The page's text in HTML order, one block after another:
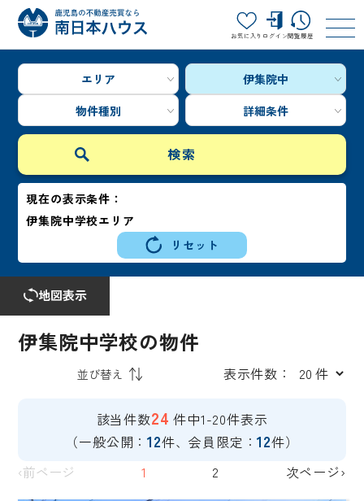
お気に入り ログイン閲覧履歴
エリア
伊集院中
物件種別
詳細条件
現在の表示条件：
伊集院中学校エリア
リセット
地図表示
伊集院中学校の物件
表示件数：
該当件数24 件中1-20件表示
（一般公開：12件、会員限定：12件）
‹前ページ
1 2 次ページ›